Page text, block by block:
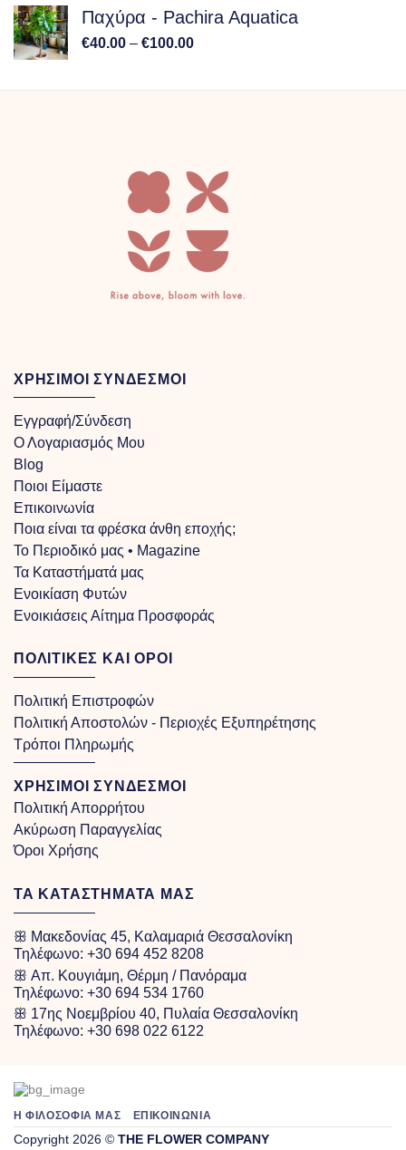
Παχύρα - Pachira Aquatica
€40.00 – €100.00Price
ΧΡΗΣΙΜΟΙ ΣΥΝΔΕΣΜΟΙ
Εγγραφή/Σύνδεση
Ο Λογαριασμός Μου
Blog
Ποιοι Είμαστε
Επικοινωνία
Ποια είναι τα φρέσκα άνθη εποχής;
Το Περιοδικό μας • Magazine
Τα Kαταστήματά μας
Ενοικίαση Φυτών
Ενοικιάσεις Αίτημα Προσφοράς
ΠΟΛΙΤΙΚΕΣ ΚΑΙ ΟΡΟΙ
Πολιτική Επιστροφών
Πολιτική Αποστολών - Περιοχές Εξυπηρέτησης
Τρόποι Πληρωμής
ΧΡΗΣΙΜΟΙ ΣΥΝΔΕΣΜΟΙ
Πολιτική Απορρήτου
Ακύρωση Παραγγελίας
Όροι Χρήσης
ΤΑ ΚΑΤΑΣΤΗΜΑΤΑ ΜΑΣ
ꕥ Μακεδονίας 45, Καλαμαριά Θεσσαλονίκη
Τηλέφωνο: +30 694 452 8208
ꕥ Απ. Κουγιάμη, Θέρμη / Πανόραμα
Τηλέφωνο: +30 694 534 1760
ꕥ 17ης Νοεμβρίου 40, Πυλαία Θεσσαλονίκη
Τηλέφωνο: +30 698 022 6122
Η ΦΙΛΟΣΟΦΙΑ ΜΑΣ ΕΠΙΚΟΙΝΩΝΙΑ
Copyright 2026 © THE FLOWER COMPANY